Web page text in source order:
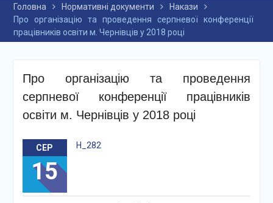
Головна Нормативні документи
Накази
Про організацію та проведення серпневої конференції
працівників освіти м. Чернівців у 2018 році
Про організацію та проведення
серпневої конференції працівників
освіти м. Чернівців у 2018 році
СЕР
15
Н_282